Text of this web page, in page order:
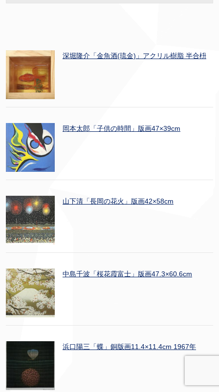
深堀隆介「金魚酒(琉金)」アクリル樹脂 半合枡
岡本太郎「子供の時間」版画47×39cm
山下清「長岡の花火」版画42×58cm
中島千波「桜花霞富士」版画47.3×60.6cm
浜口陽三「蝶」銅版画11.4×11.4cm 1967年